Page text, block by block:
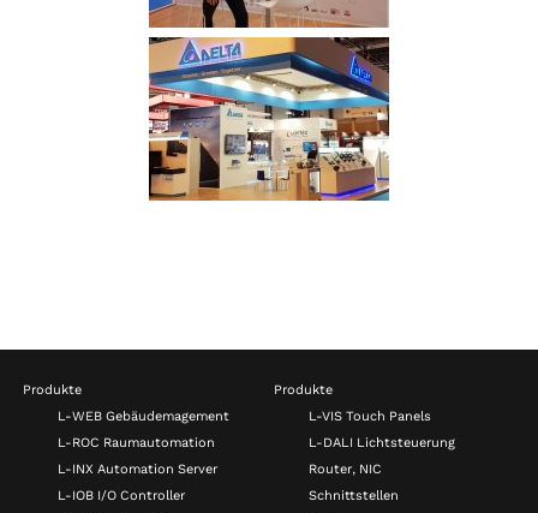
Produkte
L-WEB Gebäudemagement
L-ROC Raumautomation
L-INX Automation Server
L-IOB I/O Controller
Produkte
L-VIS Touch Panels
L-DALI Lichtsteuerung
Router, NIC
Schnittstellen